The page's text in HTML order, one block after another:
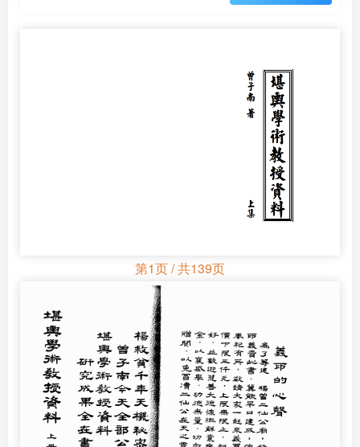
第1页 / 共139页